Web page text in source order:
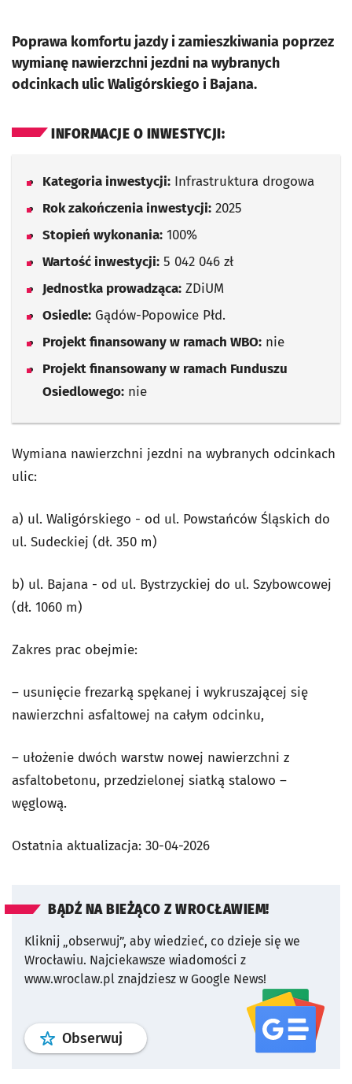
Poprawa komfortu jazdy i zamieszkiwania poprzez
wymianę nawierzchni jezdni na wybranych
odcinkach ulic Waligórskiego i Bajana.
INFORMACJE O INWESTYCJI:
Kategoria inwestycji: Infrastruktura drogowa
Rok zakończenia inwestycji: 2025
Stopień wykonania: 100%
Wartość inwestycji: 5 042 046 zł
Jednostka prowadząca: ZDiUM
Osiedle: Gądów-Popowice Płd.
Projekt finansowany w ramach WBO: nie
Projekt finansowany w ramach Funduszu
Osiedlowego: nie
Wymiana nawierzchni jezdni na wybranych odcinkach
ulic:
a) ul. Waligórskiego - od ul. Powstańców Śląskich do
ul. Sudeckiej (dł. 350 m)
b) ul. Bajana - od ul. Bystrzyckiej do ul. Szybowcowej
(dł. 1060 m)
Zakres prac obejmie:
– usunięcie frezarką spękanej i wykruszającej się
nawierzchni asfaltowej na całym odcinku,
– ułożenie dwóch warstw nowej nawierzchni z
asfaltobetonu, przedzielonej siatką stalowo –
węglową.
Ostatnia aktualizacja: 30-04-2026
BĄDŹ NA BIEŻĄCO Z WROCŁAWIEM!
Kliknij „obserwuj”, aby wiedzieć, co dzieje się we
Wrocławiu. Najciekawsze wiadomości z
www.wroclaw.pl znajdziesz w Google News!
Obserwuj profil serwisu